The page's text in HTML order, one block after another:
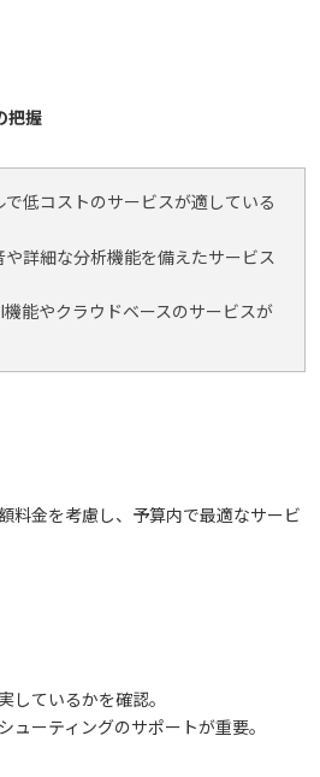
把握
低コストのサービスが適している
詳細な分析機能を備えたサービス
能やクラウドベースのサービスが
料金を考慮し、予算内で最適なサービ
しているかを確認。
ーティングのサポートが重要。